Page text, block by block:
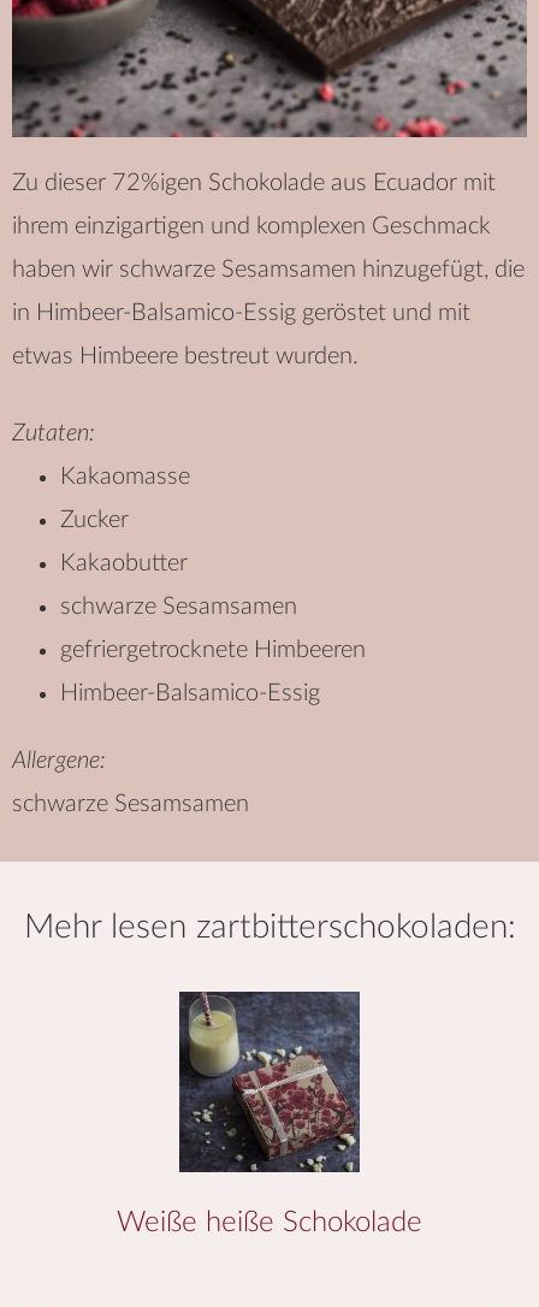
Zu dieser 72%igen Schokolade aus Ecuador mit
ihrem einzigartigen und komplexen Geschmack
haben wir schwarze Sesamsamen hinzugefügt, die
in Himbeer-Balsamico-Essig geröstet und mit
etwas Himbeere bestreut wurden.
Zutaten:
Kakaomasse
Zucker
Kakaobutter
schwarze Sesamsamen
gefriergetrocknete Himbeeren
Himbeer-Balsamico-Essig
Allergene:
schwarze Sesamsamen
mehr lesen zartbitterschokoladen:
Weiße heiße Schokolade